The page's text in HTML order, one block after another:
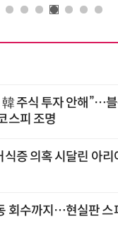
韓 주식 투자 안해”…
스피 조명
식증 의혹 시달린 아리
회수까지…현실판 스